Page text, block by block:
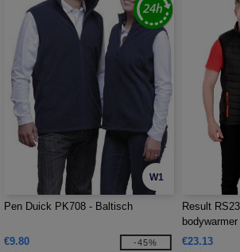
W1
Pen Duick PK708 - Baltisch
€9.80 -45%
Result
bodywarmer
€23.13